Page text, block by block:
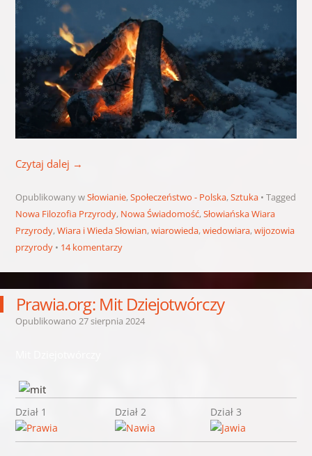
Czytaj dalej →
Opublikowany wSłowianie,Społeczeństwo - Polska,Sztuka
Tagged
Nowa Filozofia Przyrody, Nowa Świadomość,Słowiańska Wiara
Przyrody,Wiara i Wieda Słowian,wiarowieda,wiedowiara,wijozowia
przyrody
14 komentarzy
Prawia.org: Mit Dziejotwórczy
Opublikowano 27 sierpnia 2024
Dział 1 Dział 2 Dział 3